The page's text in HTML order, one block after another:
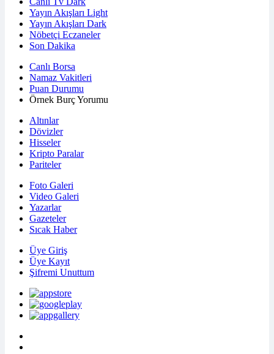
Yayın Akışları Light
Yayın Akışları Dark
Nöbetçi Eczaneler
Son Dakika
Canlı Borsa
Namaz Vakitleri
Puan Durumu
Örnek Burç Yorumu
Altınlar
Dövizler
Hisseler
Kripto Paralar
Pariteler
Foto Galeri
Video Galeri
Yazarlar
Gazeteler
Sıcak Haber
Üye Giriş
Üye Kayıt
Şifremi Unuttum